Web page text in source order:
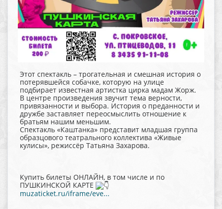
Этот спектакль – трогательная и смешная история о
потерявшейся собачке, которую на улице
подбирает известная артистка цирка мадам Жорж.
В центре произведения звучит тема верности,
привязанности и выбора. История о преданности и
дружбе заставляет переосмыслить отношение к
братьям нашим меньшим.
Спектакль «Каштанка» представит младшая группа
образцового театрального коллектива «Живые
кулисы», режиссёр Татьяна Захарова.
Купить билеты ОНЛАЙН, в том числе и по
ПУШКИНСКОЙ КАРТЕ
muzaticket.ru/iframe/eve...